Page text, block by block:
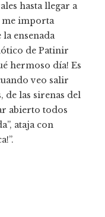
hasta llegar a
me importa
ensenada
de Patinir
hermoso día! Es
veo salir
de las sirenas del
abierto todos
ataja con